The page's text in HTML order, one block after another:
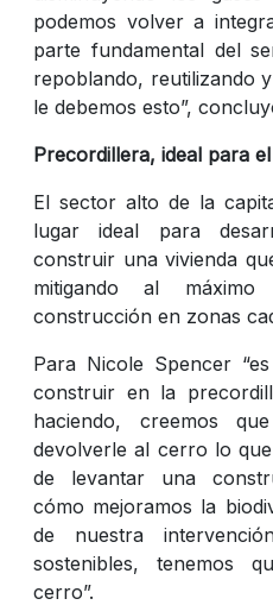
podemos volver a
parte fundamental del
repoblando, reutilizando
le debemos esto”,
Precordillera, ideal para
El sector alto de la
lugar ideal para
construir una vivienda
mitigando al
construcción en zonas
Para Nicole Spencer
construir en la
haciendo, creemos
devolverle al cerro lo
de levantar una
cómo mejoramos la
de nuestra
sostenibles, tenemos
cerro”.